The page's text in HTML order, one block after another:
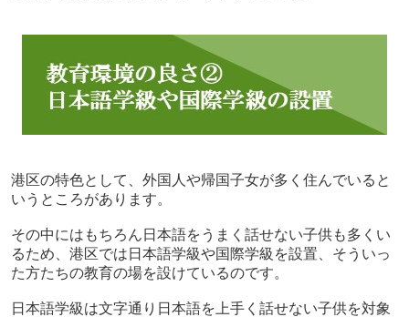
港区の特色として、外国人や帰国子女が多く住んでいると
いうところがあります。
その中にはもちろん日本語をうまく話せない子供も多くい
るため、港区では日本語学級や国際学級を設置、そういっ
た方たちの教育の場を設けているのです。
日本語学級は文字通り日本語を上手く話せない子供を対象